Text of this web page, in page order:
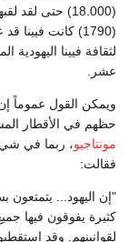
(18.000) حتى
(1790) كانت
لثقافة فيينا
عشر.
ويمكن القول عموماً
حظهم في الأقطار
مونتاجيو
فقالت:
"إن اليهود... يتمتعون
كثيرة يفوقون فيها
لقوانينهم. وقد